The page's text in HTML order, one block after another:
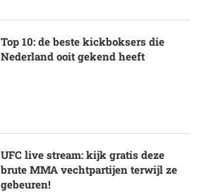
Top 10: de beste kickboksers die
Nederland ooit gekend heeft
UFC live stream: kijk gratis deze
brute MMA vechtpartijen terwijl ze
gebeuren!